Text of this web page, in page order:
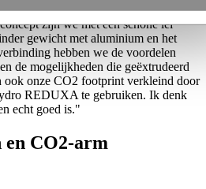
zijn we met een schone lei
gewicht met aluminium en het
hebben we de voordelen
de mogelijkheden die geëxtrudeerd
ook onze CO2 footprint verkleind door
REDUXA te gebruiken. Ik denk
echt goed is."
en CO2-arm